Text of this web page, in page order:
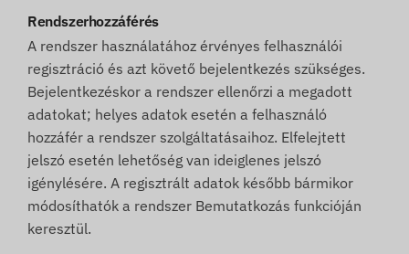
Rendszerhozzáférés
A rendszer használatához érvényes felhasználói
regisztráció és azt követő bejelentkezés szükséges.
Bejelentkezéskor a rendszer ellenőrzi a megadott
adatokat; helyes adatok esetén a felhasználó
hozzáfér a rendszer szolgáltatásaihoz. Elfelejtett
jelszó esetén lehetőség van ideiglenes jelszó
igénylésére. A regisztrált adatok később bármikor
módosíthatók a rendszer Bemutatkozás funkcióján
keresztül.